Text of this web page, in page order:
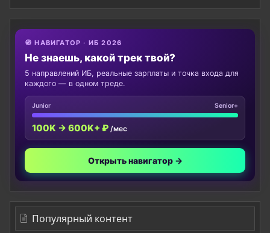
🧭 НАВИГАТОР · ИБ 2026
Не знаешь, какой трек твой?
5 направлений ИБ, реальные зарплаты и точка входа для
каждого — в одном треде.
Junior Senior+
100K → 600K+ ₽ /мес
Открыть навигатор →
Популярный контент